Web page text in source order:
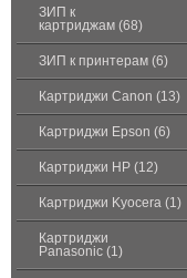
ЗИП к
картриджам (68)
ЗИП к принтерам (6)
Картриджи Canon (13)
Картриджи Epson (6)
Картриджи HP (12)
Картриджи Kyocera (1)
Картриджи
Panasonic (1)